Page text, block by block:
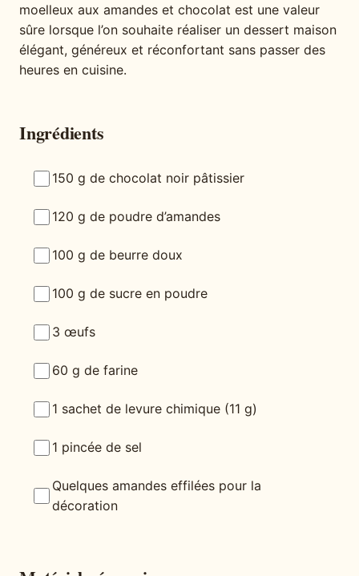
moelleux aux amandes et chocolat est une valeur
sûre lorsque l’on souhaite réaliser un dessert maison
élégant, généreux et réconfortant sans passer des
heures en cuisine.
Ingrédients
150 g de chocolat noir pâtissier
120 g de poudre d’amandes
100 g de beurre doux
100 g de sucre en poudre
3 œufs
60 g de farine
1 sachet de levure chimique (11 g)
1 pincée de sel
Quelques amandes effilées pour la
décoration